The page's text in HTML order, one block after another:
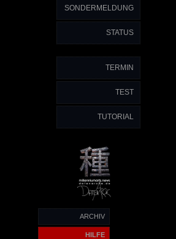
SONDERMELDUNG
STATUS
TERMIN
TEST
TUTORIAL
ARCHIV
HILFE